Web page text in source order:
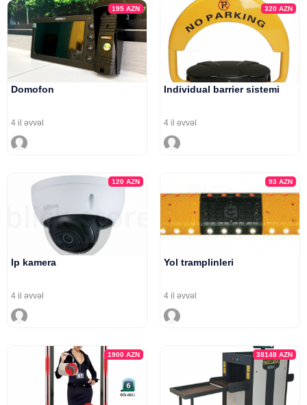
195AZN
Domofon
4 il əvvəl
320 AZN
Individual barrier sistemi
4 il əvvəl
120AZN
Ip kamera
4 il əvvəl
93 AZN
Yol tramplinleri
4 il əvvəl
1900AZN 38148 AZN